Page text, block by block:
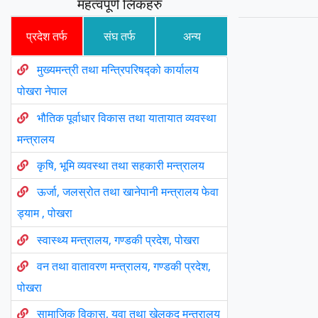
महत्वपूर्ण लिंकहरु
प्रदेश तर्फ संघ तर्फ अन्य
मुख्यमन्त्री तथा मन्त्रिपरिषद्को कार्यालय
पोखरा नेपाल
भौतिक पूर्वाधार विकास तथा यातायात व्यवस्था
मन्त्रालय
कृषि, भूमि व्यवस्था तथा सहकारी मन्त्रालय
ऊर्जा, जलस्रोत तथा खानेपानी मन्त्रालय फेवा
ड्याम , पोखरा
स्वास्थ्य मन्त्रालय, गण्डकी प्रदेश, पोखरा
वन तथा वातावरण मन्त्रालय, गण्डकी प्रदेश,
पोखरा
सामाजिक विकास, युवा तथा खेलकुद मन्त्रालय